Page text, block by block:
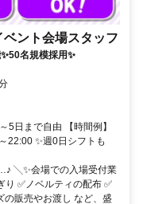
ント会場スタッフ
名規模採用✨
5日まで自由 【時間例】
22:00 ✨週0日シフトも
╲✨会場での入場受付業
✅ノベルティの配布 ✅
の販売やお渡し など、盛